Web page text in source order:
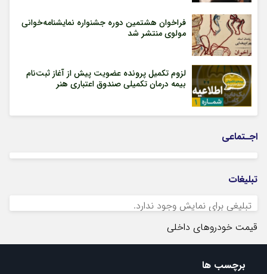
فراخوان هشتمین دوره جشنواره نمایشنامه‌خوانی
مولوی منتشر شد
لزوم تکمیل پرونده عضویت پیش از آغاز ثبت‌نام
بیمه درمان تکمیلی صندوق اعتباری هنر
اجـتماعی
تبلیغات
تبلیغی برای نمایش وجود ندارد.
قیمت خودروهای داخلی
برچسب ها